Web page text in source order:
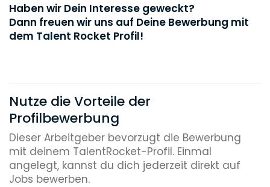
Haben wir Dein Interesse geweckt?
Dann freuen wir uns auf Deine Bewerbung mit
dem Talent Rocket Profil!
Nutze die Vorteile der
Profilbewerbung
Dieser Arbeitgeber bevorzugt die Bewerbung
mit deinem TalentRocket-Profil. Einmal
angelegt, kannst du dich jederzeit direkt auf
Jobs bewerben.